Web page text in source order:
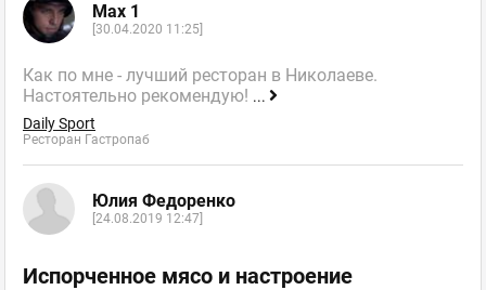
Max 1
[30.04.2020 11:25]
Как по мне - лучший ресторан в Николаеве.
Настоятельно рекомендую! ...
Daily Sport
Ресторан Гастропаб
Юлия Федоренко
[24.08.2019 12:47]
Испорченное мясо и настроение